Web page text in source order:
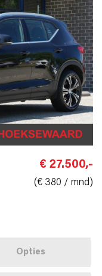
€ 27.500,-
(€ 380 / mnd)
Opties